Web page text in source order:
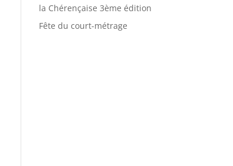
la Chérençaise 3ème édition
Fête du court-métrage